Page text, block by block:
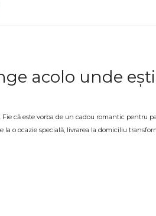
acolo unde
că este vorba de un cadou romantic pentru
o ocazie specială, livrarea la domiciliu
sau pentru orice alt moment special,
personalizată în funcție de preferințe și de